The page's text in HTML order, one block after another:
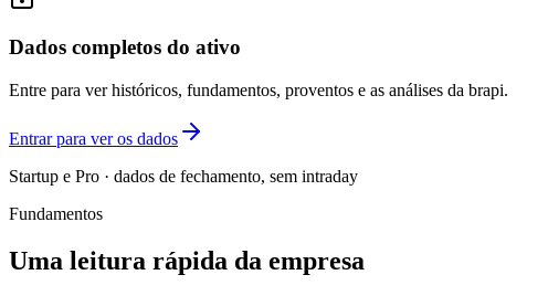
Dados completos do ativo
Entre para ver históricos, fundamentos, proventos e as análises da brapi.
Entrar para ver os dados
Startup e Pro · dados de fechamento, sem intraday
Fundamentos
Uma leitura rápida da empresa